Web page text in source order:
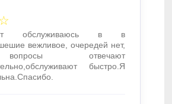
обслуживаюсь в в
вежливое, очередей нет,
отвечают
быстро.Я